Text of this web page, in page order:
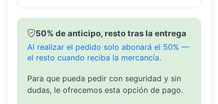
50% de anticipo, resto tras la entrega
Al realizar el pedido solo abonará el 50% —
el resto cuando reciba la mercancía.
Para que pueda pedir con seguridad y sin
dudas, le ofrecemos esta opción de pago.